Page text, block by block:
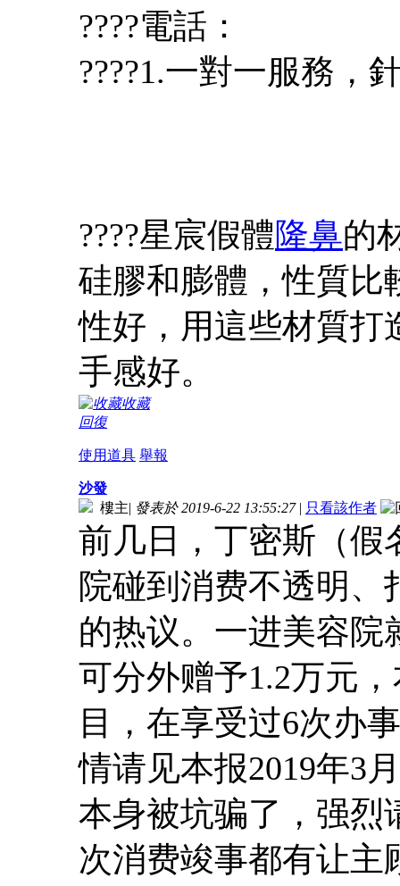
????電話：
????1.一對一服務，
????星宸假體隆鼻的
硅膠和膨體，性質比
性好，用這些材質打
手感好。
收藏
回復
使用道具 舉報
沙發
樓主| 發表於 2019-6-22 13:55:27 | 只看該作者
前几日，丁密斯（假
院碰到消费不透明
的热议。一进美容院
可分外赠予1.2万元
目，在享受过6次办
情请见本报2019年3
本身被坑骗了，强烈
次消费竣事都有让主